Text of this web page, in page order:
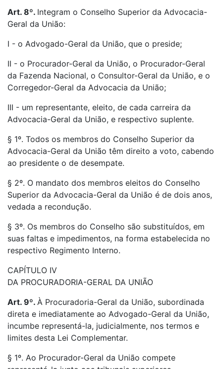
Art. 8º. Integram o Conselho Superior da Advocacia-
Geral da União:
I - o Advogado-Geral da União, que o preside;
II - o Procurador-Geral da União, o Procurador-Geral
da Fazenda Nacional, o Consultor-Geral da União, e o
Corregedor-Geral da Advocacia da União;
III - um representante, eleito, de cada carreira da
Advocacia-Geral da União, e respectivo suplente.
§ 1º. Todos os membros do Conselho Superior da
Advocacia-Geral da União têm direito a voto, cabendo
ao presidente o de desempate.
§ 2º. O mandato dos membros eleitos do Conselho
Superior da Advocacia-Geral da União é de dois anos,
vedada a recondução.
§ 3º. Os membros do Conselho são substituídos, em
suas faltas e impedimentos, na forma estabelecida no
respectivo Regimento Interno.
CAPÍTULO IV
DA PROCURADORIA-GERAL DA UNIÃO
Art. 9º. À Procuradoria-Geral da União, subordinada
direta e imediatamente ao Advogado-Geral da União,
incumbe representá-la, judicialmente, nos termos e
limites desta Lei Complementar.
§ 1º. Ao Procurador-Geral da União compete